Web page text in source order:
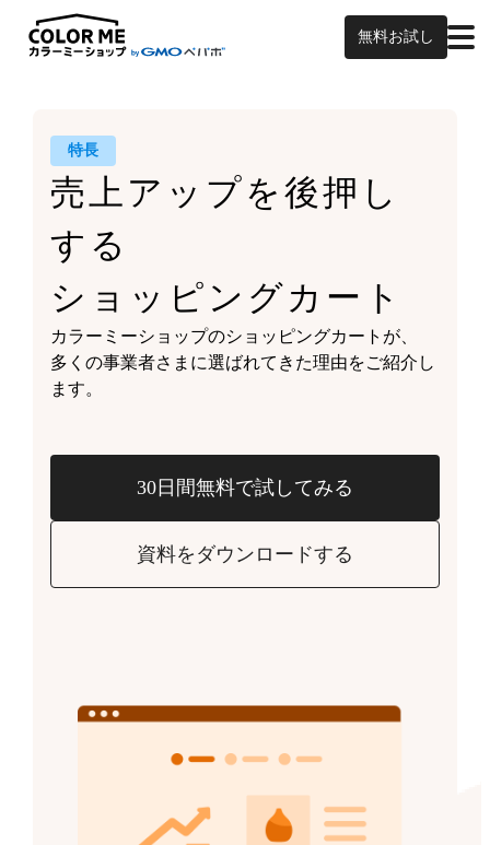
無料お試し
特長
売上アップを後押し
する
ショッピングカート
カラーミーショップのショッピングカートが、
多くの事業者さまに選ばれてきた理由をご紹介し
ます。
30日間無料で試してみる
資料をダウンロードする